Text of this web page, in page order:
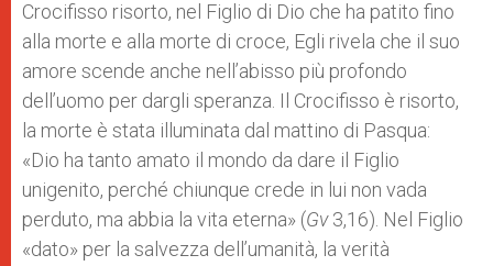
Crocifisso risorto, nel Figlio di Dio che ha patito fino
alla morte e alla morte di croce, Egli rivela che il suo
amore scende anche nell’abisso più profondo
dell’uomo per dargli speranza. Il Crocifisso è risorto,
la morte è stata illuminata dal mattino di Pasqua:
«Dio ha tanto amato il mondo da dare il Figlio
unigenito, perché chiunque crede in lui non vada
perduto, ma abbia la vita eterna» (Gv3,16). Nel Figlio
«dato» per la salvezza dell’umanità, la verità